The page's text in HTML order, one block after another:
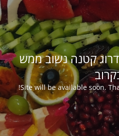
קטנה נשוב ממש
Site will be available soon.